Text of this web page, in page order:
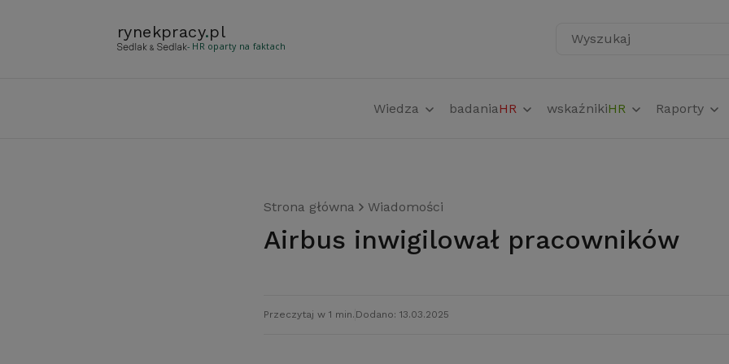
rynekpracy.pl
- HR oparty na faktach Wyszukaj
Wiedza badaniaHR wskaźnikiHR Raporty
Strona główna Wiadomości
Airbus inwigilował pracowników
Przeczytaj w 1 min. Dodano: 13.03.2025